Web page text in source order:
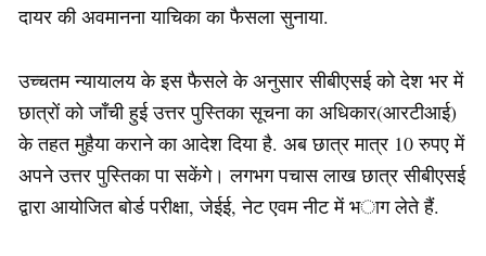
दायर की अवमानना याचिका का फैसला सुनाया.
उच्चतम न्यायालय के इस फैसले के अनुसार सीबीएसई को देश भर में
छात्रों को जाँची हुई उत्तर पुस्तिका सूचना का अधिकार(आरटीआई)
के तहत मुहैया कराने का आदेश दिया है. अब छात्र मात्र 10 रुपए में
अपने उत्तर पुस्तिका पा सकेंगे। लगभग पचास लाख छात्र सीबीएसई
द्वारा आयोजित बोर्ड परीक्षा, जेईई, नेट एवम नीट में भाग लेते हैं.